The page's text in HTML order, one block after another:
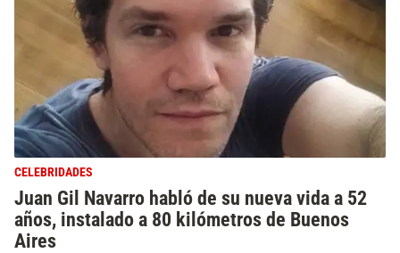
CELEBRIDADES
Juan Gil Navarro habló de su nueva vida a 52
años, instalado a 80 kilómetros de Buenos
Aires